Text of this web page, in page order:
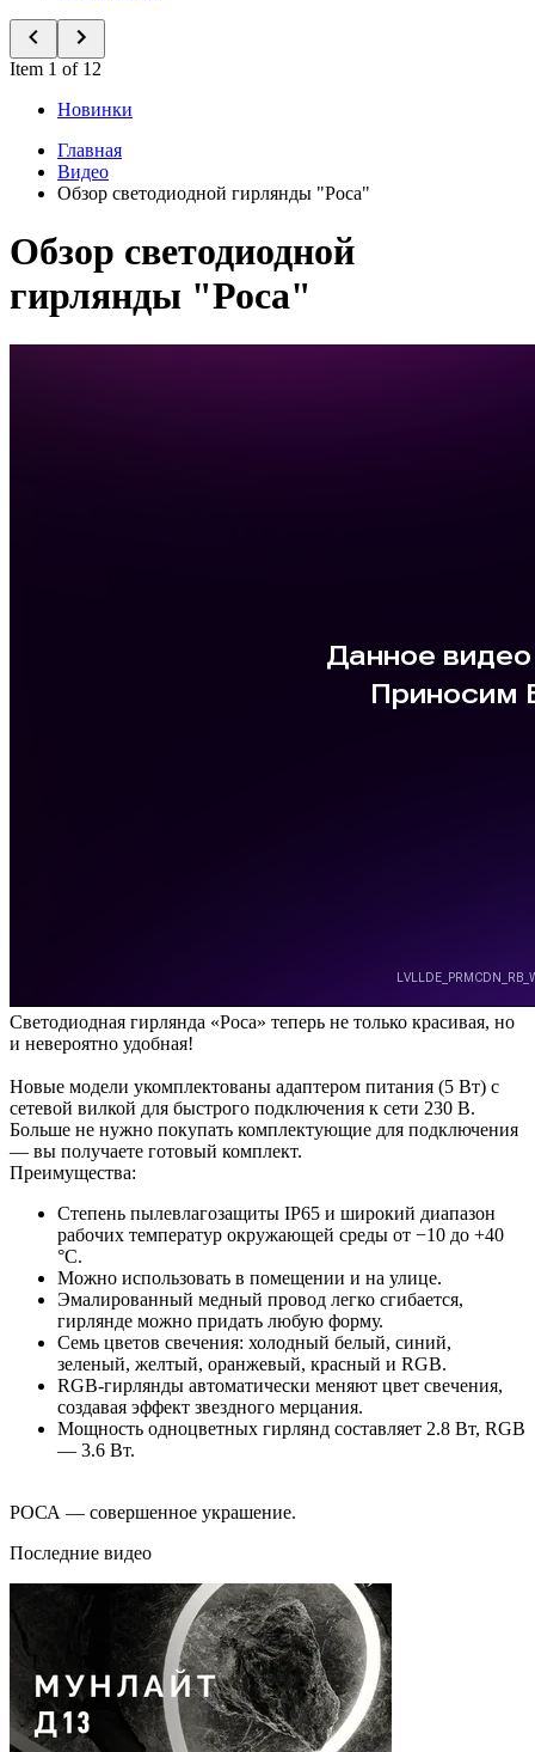
Item 1 of 12
Новинки
Главная
Видео
Обзор светодиодной гирлянды "Роса"
Обзор светодиодной
гирлянды "Роса"
Светодиодная гирлянда «Роса» теперь не только красивая, но
и невероятно удобная!
Новые модели укомплектованы адаптером питания (5 Вт) с
сетевой вилкой для быстрого подключения к сети 230 В.
Больше не нужно покупать комплектующие для подключения
— вы получаете готовый комплект.
Преимущества:
Степень пылевлагозащиты IP65 и широкий диапазон
рабочих температур окружающей среды от −10 до +40
°С.
Можно использовать в помещении и на улице.
Эмалированный медный провод легко сгибается,
гирлянде можно придать любую форму.
Семь цветов свечения: холодный белый, синий,
зеленый, желтый, оранжевый, красный и RGB.
RGB-гирлянды автоматически меняют цвет свечения,
создавая эффект звездного мерцания.
Мощность одноцветных гирлянд составляет 2.8 Вт, RGB
— 3.6 Вт.
РОСА — совершенное украшение.
Последние видео